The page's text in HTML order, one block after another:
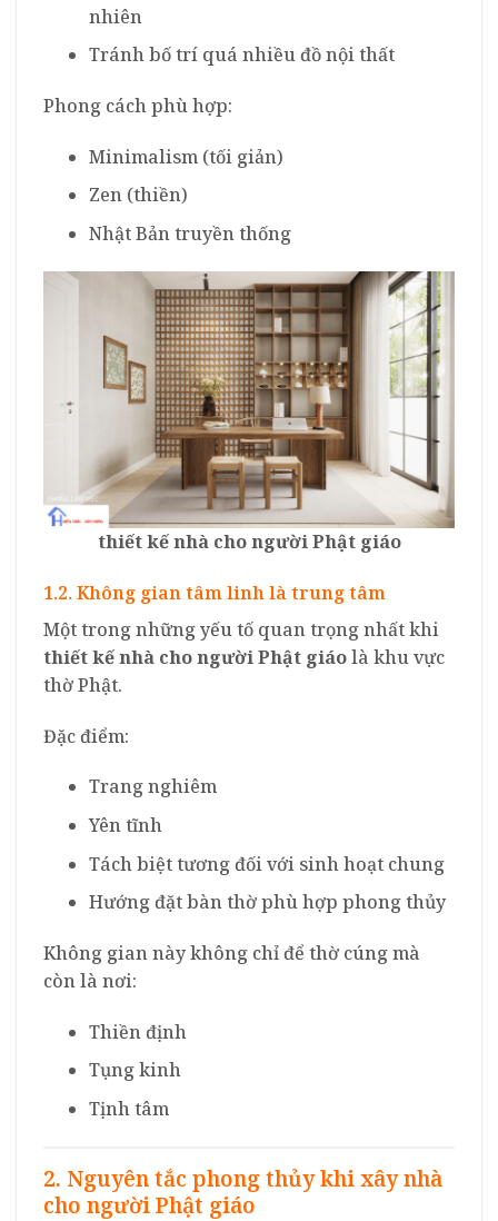
nhiên
Tránh bố trí quá nhiều đồ nội thất
Phong cách phù hợp:
Minimalism (tối giản)
Zen (thiền)
Nhật Bản truyền thống
thiết kế nhà cho người Phật giáo
1.2. Không gian tâm linh là trung tâm
Một trong những yếu tố quan trọng nhất khi
thiết kế nhà cho người Phật giáolà khu vực
thờ Phật.
Đặc điểm:
Trang nghiêm
Yên tĩnh
Tách biệt tương đối với sinh hoạt chung
Hướng đặt bàn thờ phù hợp phong thủy
Không gian này không chỉ để thờ cúng mà
còn là nơi:
Thiền định
Tụng kinh
Tịnh tâm
2. Nguyên tắc phong thủy khi xây nhà
cho người Phật giáo